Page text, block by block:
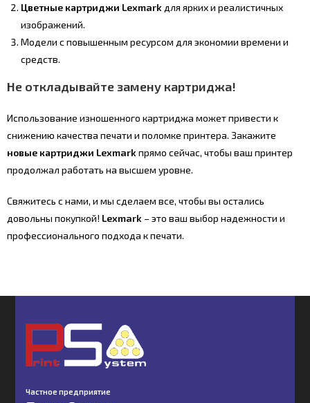
Цветные картриджи Lexmark для ярких и реалистичных
изображений.
Модели с повышенным ресурсом для экономии времени и
средств.
Не откладывайте замену картриджа!
Использование изношенного картриджа может привести к
снижению качества печати и поломке принтера. Закажите
новые картриджи Lexmark прямо сейчас, чтобы ваш принтер
продолжал работать на высшем уровне.
Свяжитесь с нами, и мы сделаем все, чтобы вы остались
довольны покупкой! Lexmark – это ваш выбор надежности и
профессионального подхода к печати.
Частное предприятие